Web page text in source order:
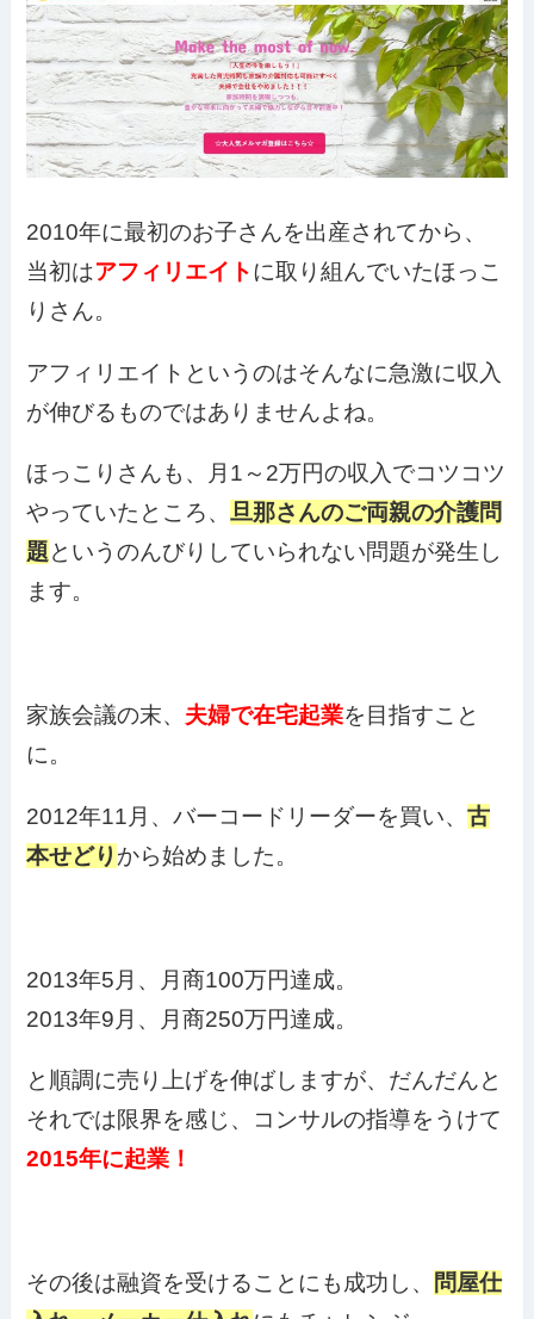
2010年に最初のお子さんを出産されてから、
当初はアフィリエイトに取り組んでいたほっこ
りさん。
アフィリエイトというのはそんなに急激に収入
が伸びるものではありませんよね。
ほっこりさんも、月1～2万円の収入でコツコツ
やっていたところ、旦那さんのご両親の介護問
題というのんびりしていられない問題が発生し
ます。
家族会議の末、 夫婦で在宅起業を目指すこと
に。
2012年11月、バーコードリーダーを買い、古
本せどり から始めました。
2013年5月、月商100万円達成。
2013年9月、月商250万円達成。
と順調に売り上げを伸ばしますが、だんだんと
それでは限界を感じ、コンサルの指導をうけて
2015年に起業！
その後は融資を受けることにも成功し、
問屋仕